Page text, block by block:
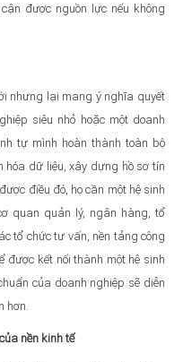
được nguồn lực nếu không
nhưng lại mang ý nghĩa quyết
siêu nhỏ hoặc một doanh
tự mình hoàn thành toàn bộ
hóa dữ liệu, xây dựng hồ sơ tín
điều đó, họ cần một hệ sinh
quan quản lý, ngân hàng, tổ
tổ chức tư vấn, nền tảng công
được kết nối thành một hệ sinh
của doanh nghiệp sẽ diễn
hơn.
nền kinh tế